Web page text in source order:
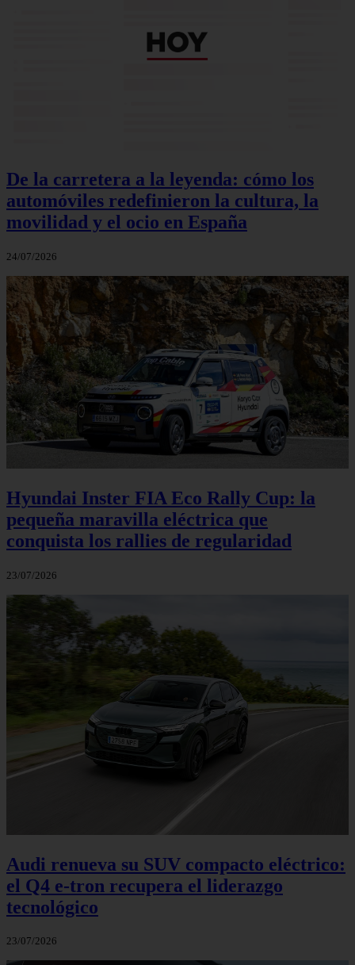
De la carretera a la leyenda: cómo los
automóviles redefinieron la cultura, la
movilidad y el ocio en España
24/07/2026
Hyundai Inster FIA Eco Rally Cup: la
pequeña maravilla eléctrica que
conquista los rallies de regularidad
23/07/2026
Audi renueva su SUV compacto eléctrico:
el Q4 e‑tron recupera el liderazgo
tecnológico
23/07/2026